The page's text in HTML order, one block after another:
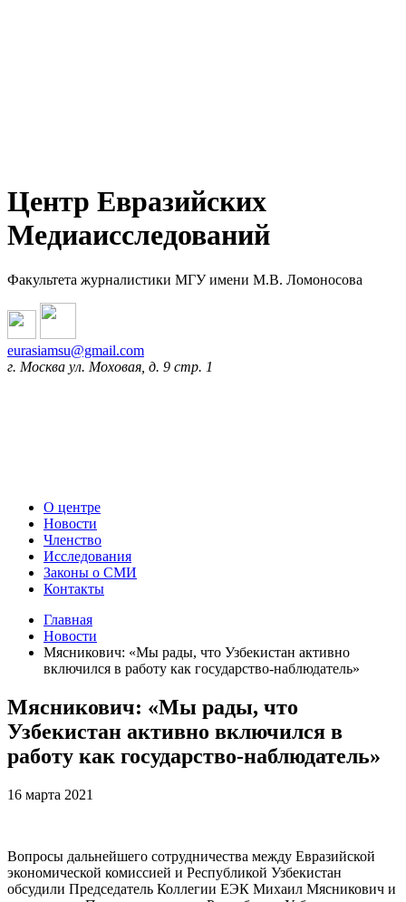
Центр Евразийских
Медиаисследований
Факультета журналистики МГУ имени М.В. Ломоносова
eurasiamsu@gmail.com
г. Москва ул. Моховая, д. 9 стр. 1
О центре
Новости
Членство
Исследования
Законы о СМИ
Контакты
Главная
Новости
Мясникович: «Мы рады, что Узбекистан активно
включился в работу как государство-наблюдатель»
Мясникович: «Мы рады, что
Узбекистан активно включился в
работу как государство-наблюдатель»
16 марта 2021
Вопросы дальнейшего сотрудничества между Евразийской
экономической комиссией и Республикой Узбекистан
обсудили Председатель Коллегии ЕЭК Михаил Мясникович и